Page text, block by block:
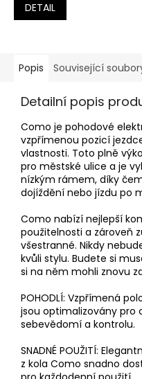
DETAIL
Popis Související
Detailní popis
Como je pohodové
vzpřímenou pozicí
vlastnosti. Toto plně
pro městské ulice a je
nízkým rámem, díky
dojíždění nebo jízdu po
Como nabízí nejlepší
použitelnosti a zároveň
všestranné. Nikdy
kvůli stylu. Budete si
si na něm mohli znovu
POHODLÍ: Vzpřímená
jsou optimalizovány pro
sebevědomí a kontrolu.
SNADNÉ POUŽITÍ:
z kola Como snadno